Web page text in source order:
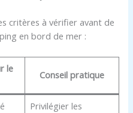
critères à vérifier avant de
en bord de mer :
le
Conseil pratique
Privilégier les